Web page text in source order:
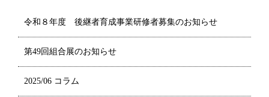
令和８年度 後継者育成事業研修者募集のお知らせ
第49回組合展のお知らせ
2025/06 コラム